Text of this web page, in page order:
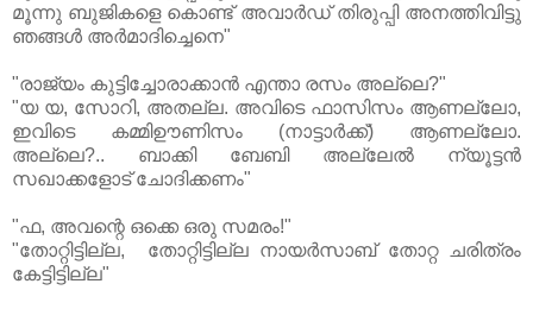
മൂന്നു ബുജികളെ കൊണ്ട് അവാര്‍ഡ് തിരുപ്പി അനത്തിവിട്ടു
ഞങ്ങള്‍ അര്‍മാദിച്ചെനെ"
"രാജ്യം കുട്ടിച്ചോരാക്കാന്‍ എന്താ രസം അല്ലെ?"
"യ യ, സോറി, അതല്ല. അവിടെ ഫാസിസം ആണല്ലോ,
ഇവിടെ കമ്മിഊണിസം (നാട്ടാര്‍ക്ക്) ആണല്ലോ.
അല്ലെ?.. ബാക്കി ബേബി അല്ലേല്‍ ന്യൂട്ടന്‍
സഖാക്കളോട് ചോദിക്കണം"
"ഫ, അവന്റെ ഒക്കെ ഒരു സമരം!"
"തോറ്റിട്ടില്ല, തോറ്റിട്ടില്ല നായര്‍സാബ് തോറ്റ ചരിത്രം
കേട്ടിട്ടില്ല"